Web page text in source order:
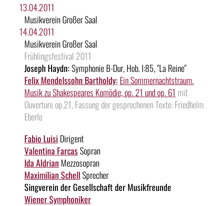
13.04.2011
Musikverein Großer Saal
14.04.2011
Musikverein Großer Saal
Frühlingsfestival 2011
Joseph Haydn:Symphonie B-Dur, Hob. I:85, "La Reine"
Felix Mendelssohn Bartholdy: Ein Sommernachtstraum.
Musik zu Shakespeares Komödie, op. 21 und op. 61 mit
Ouverture op.21, Fassung der gesprochenen Texte: Friedhelm
Eberle
Fabio Luisi Dirigent
Valentina FarcasSopran
Ida Aldrian Mezzosopran
Maximilian SchellSprecher
Singverein der Gesellschaft der Musikfreunde
Wiener Symphoniker